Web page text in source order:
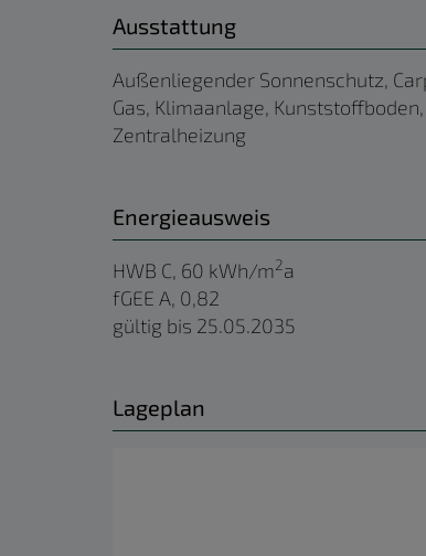
Ausstattung
Außenliegender Sonnenschutz
Gas Klimaanlage Kunststoffboden
Zentralheizung
Energieausweis
HWB C, 60 kWh/m2a
fGEE A, 0,82
gültig bis 25.05.2035
Lageplan